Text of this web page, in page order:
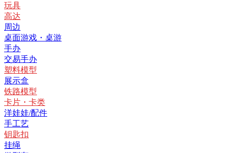
玩具
高达
周边
桌面游戏・桌游
手办
交易手办
塑料模型
展示盒
铁路模型
卡片・卡类
洋娃娃/配件
手工艺
钥匙扣
挂绳